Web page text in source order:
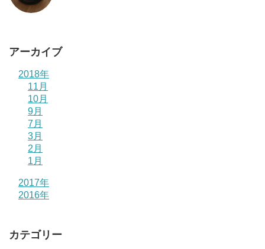
アーカイブ
2018年
11月
10月
9月
7月
3月
2月
1月
2017年
2016年
カテゴリー